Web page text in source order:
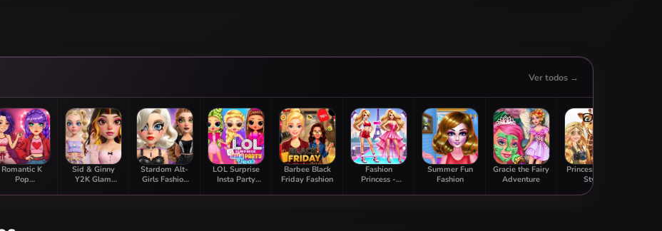
Ver todos →
Romantic K
Pop
Sid & Ginny
Y2K Glam
Stardom Alt-
Girls Fashion
LOL Surprise
Insta Party
Barbee Black
Friday Fashion
Fashion
Princess -
Summer Fun
Fashion
Gracie the Fairy
Adventure
Princess Safari
Style